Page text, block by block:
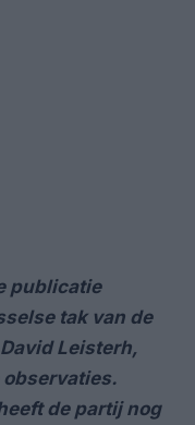
publicatie
tak van de
Leisterh,
observaties.
de partij nog